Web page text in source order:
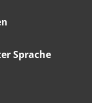
Sprache